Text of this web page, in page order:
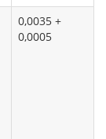
0,0035 +
0,0005